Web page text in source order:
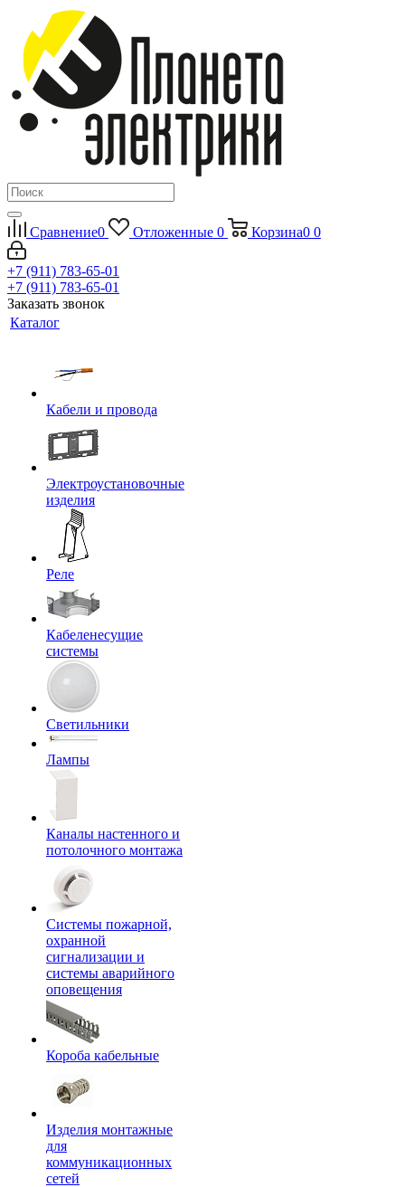
Сравнение0 Отложенные 0 Корзина0 0
+7 (911) 783-65-01
+7 (911) 783-65-01
Заказать звонок
Каталог
Кабели и провода
Электроустановочные
изделия
Реле
Кабеленесущие
системы
Светильники
Лампы
Каналы настенного и
потолочного монтажа
Системы пожарной,
охранной
сигнализации и
системы аварийного
оповещения
Короба кабельные
Изделия монтажные
для
коммуникационных
сетей